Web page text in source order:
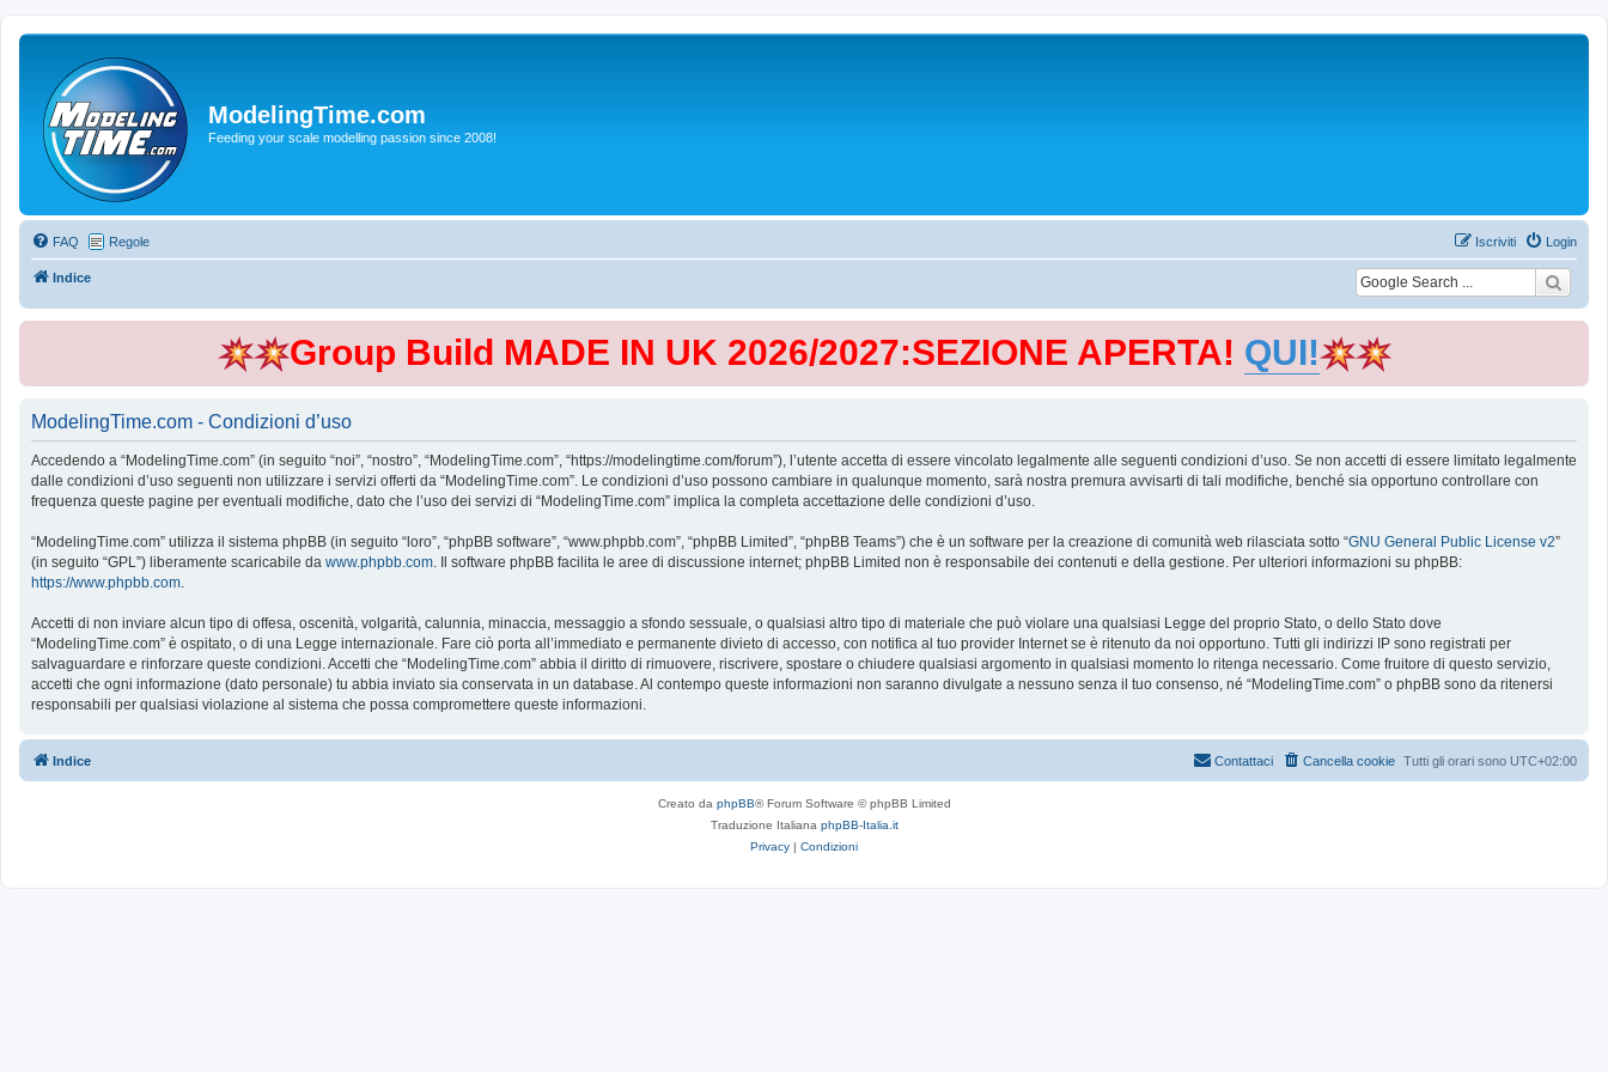
ModelingTime.com
Feeding your scale modelling passion since 2008!
FAQ Regole Login
Iscriviti
Indice
Group Build MADE IN UK 2026/2027:SEZIONE APERTA! QUI!
ModelingTime.com - Condizioni d’uso
Accedendo a “ModelingTime.com” (in seguito “noi”, “nostro”, “ModelingTime.com”, “https://modelingtime.com/forum”), l’utente accetta di essere vincolato legalmente alle seguenti condizioni d’uso. Se non accetti di essere limitato legalmente
dalle condizioni d’uso seguenti non utilizzare i servizi offerti da “ModelingTime.com”. Le condizioni d’uso possono cambiare in qualunque momento, sarà nostra premura avvisarti di tali modifiche, benché sia opportuno controllare con
frequenza queste pagine per eventuali modifiche, dato che l’uso dei servizi di “ModelingTime.com” implica la completa accettazione delle condizioni d’uso.
“ModelingTime.com” utilizza il sistema phpBB (in seguito “loro”, “phpBB software”, “www.phpbb.com”, “phpBB Limited”, “phpBB Teams”) che è un software per la creazione di comunità web rilasciata sotto “GNU General Public License v2”
(in seguito “GPL”) liberamente scaricabile da www.phpbb.com. Il software phpBB facilita le aree di discussione internet; phpBB Limited non è responsabile dei contenuti e della gestione. Per ulteriori informazioni su phpBB:
https://www.phpbb.com.
Accetti di non inviare alcun tipo di offesa, oscenità, volgarità, calunnia, minaccia, messaggio a sfondo sessuale, o qualsiasi altro tipo di materiale che può violare una qualsiasi Legge del proprio Stato, o dello Stato dove
“ModelingTime.com” è ospitato, o di una Legge internazionale. Fare ciò porta all’immediato e permanente divieto di accesso, con notifica al tuo provider Internet se è ritenuto da noi opportuno. Tutti gli indirizzi IP sono registrati per
salvaguardare e rinforzare queste condizioni. Accetti che “ModelingTime.com” abbia il diritto di rimuovere, riscrivere, spostare o chiudere qualsiasi argomento in qualsiasi momento lo ritenga necessario. Come fruitore di questo servizio,
accetti che ogni informazione (dato personale) tu abbia inviato sia conservata in un database. Al contempo queste informazioni non saranno divulgate a nessuno senza il tuo consenso, né “ModelingTime.com” o phpBB sono da ritenersi
responsabili per qualsiasi violazione al sistema che possa compromettere queste informazioni.
Indice Tutti gli orari sono UTC+02:00
Cancella cookie
Contattaci
Creato da phpBB® Forum Software © phpBB Limited
Traduzione Italiana phpBB-Italia.it
Privacy | Condizioni